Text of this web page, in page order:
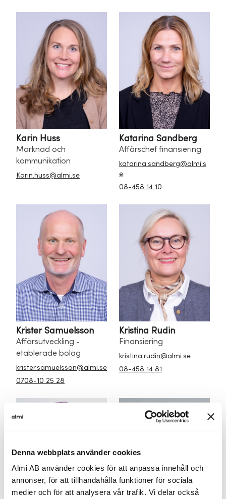
Denna webbplats använder cookies
Almi AB använder cookies för att anpassa innehåll och
annonser, för att tillhandahålla funktioner för sociala
medier och för att analysera vår trafik. Vi delar också
Karin Huss
Marknad och
kommunikation
Karin.huss@almi.se
Katarina Sandberg
Affärschef finansiering
katarina.sandberg@almi.s
e
08-458 14 10
Krister Samuelsson
Affärsutveckling -
etablerade bolag
krister.samuelsson@almi.se
0708-10 25 28
Kristina Rudin
Finansiering
kristina.rudin@almi.se
08-458 14 81